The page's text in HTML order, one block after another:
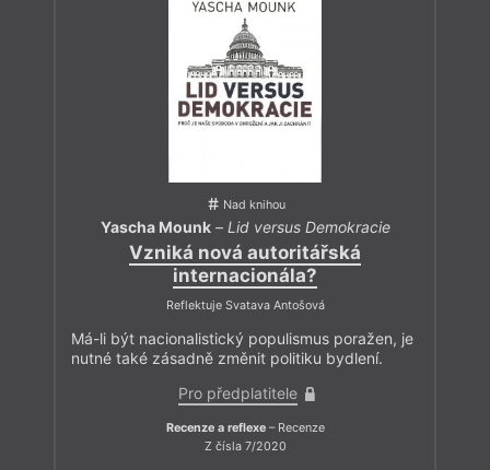
Nad knihou
Yascha Mounk– Lid versus Demokracie
Vzniká nová autoritářská
internacionála?
Reflektuje Svatava Antošová
Má-li být nacionalistický populismus poražen, je
nutné také zásadně změnit politiku bydlení.
Pro předplatitele
Recenze a reflexe– Recenze
Z čísla 7/2020